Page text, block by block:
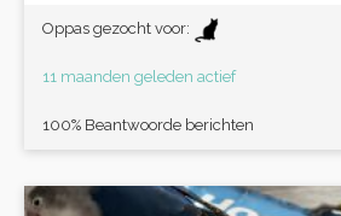
Oppas gezocht voor:
11 maanden geleden actief
100% Beantwoorde berichten